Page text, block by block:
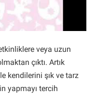
veya uzun
çıktı. Artık
kendilerini şık ve tarz
yapmayı tercih